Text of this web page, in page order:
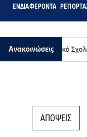
ΕΝΔΙΑΦΈΡΟΝΤΑ
Ανακοινώσεις
στο Δημοτικό Σχολείο
ΑΠΟΨΕΙΣ